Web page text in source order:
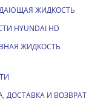
ЖИДКОСТЬ
HYUNDAI HD
ЖИДКОСТЬ
ДОСТАВКА И ВОЗВРАТ